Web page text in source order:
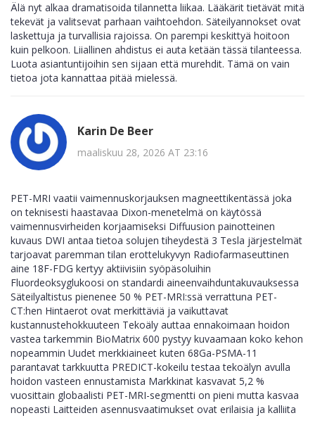
Älä nyt alkaa dramatisoida tilannetta liikaa. Lääkärit tietävät mitä
tekevät ja valitsevat parhaan vaihtoehdon. Säteilyannokset ovat
laskettuja ja turvallisia rajoissa. On parempi keskittyä hoitoon
kuin pelkoon. Liiallinen ahdistus ei auta ketään tässä tilanteessa.
Luota asiantuntijoihin sen sijaan että murehdit. Tämä on vain
tietoa jota kannattaa pitää mielessä.
Karin De Beer
maaliskuu 28, 2026 AT 23:16
PET-MRI vaatii vaimennuskorjauksen magneettikentässä joka
on teknisesti haastavaa Dixon-menetelmä on käytössä
vaimennusvirheiden korjaamiseksi Diffuusion painotteinen
kuvaus DWI antaa tietoa solujen tiheydestä 3 Tesla järjestelmät
tarjoavat paremman tilan erottelukyvyn Radiofarmaseuttinen
aine 18F-FDG kertyy aktiivisiin syöpäsoluihin
Fluordeoksyglukoosi on standardi aineenvaihduntakuvauksessa
Säteilyaltistus pienenee 50 % PET-MRI:ssä verrattuna PET-
CT:hen Hintaerot ovat merkittäviä ja vaikuttavat
kustannustehokkuuteen Tekoäly auttaa ennakoimaan hoidon
vastea tarkemmin BioMatrix 600 pystyy kuvaamaan koko kehon
nopeammin Uudet merkkiaineet kuten 68Ga-PSMA-11
parantavat tarkkuutta PREDICT-kokeilu testaa tekoälyn avulla
hoidon vasteen ennustamista Markkinat kasvavat 5,2 %
vuosittain globaalisti PET-MRI-segmentti on pieni mutta kasvaa
nopeasti Laitteiden asennusvaatimukset ovat erilaisia ja kalliita